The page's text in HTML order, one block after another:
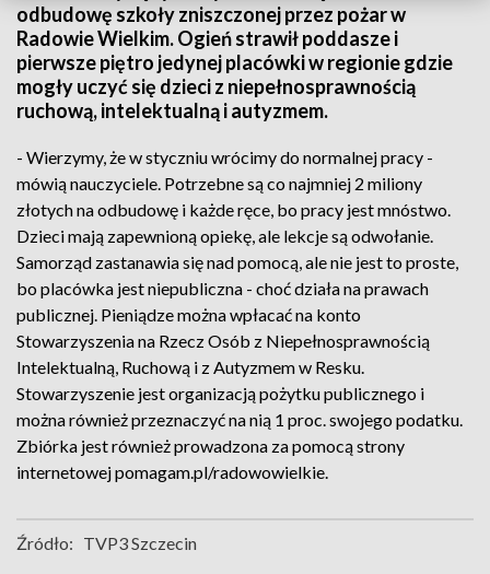
odbudowę szkoły zniszczonej przez pożar w
Radowie Wielkim. Ogień strawił poddasze i
pierwsze piętro jedynej placówki w regionie gdzie
mogły uczyć się dzieci z niepełnosprawnością
ruchową, intelektualną i autyzmem.
- Wierzymy, że w styczniu wrócimy do normalnej pracy -
mówią nauczyciele. Potrzebne są co najmniej 2 miliony
złotych na odbudowę i każde ręce, bo pracy jest mnóstwo.
Dzieci mają zapewnioną opiekę, ale lekcje są odwołanie.
Samorząd zastanawia się nad pomocą, ale nie jest to proste,
bo placówka jest niepubliczna - choć działa na prawach
publicznej. Pieniądze można wpłacać na konto
Stowarzyszenia na Rzecz Osób z Niepełnosprawnością
Intelektualną, Ruchową i z Autyzmem w Resku.
Stowarzyszenie jest organizacją pożytku publicznego i
można również przeznaczyć na nią 1 proc. swojego podatku.
Zbiórka jest również prowadzona za pomocą strony
internetowej pomagam.pl/radowowielkie.
Źródło: TVP3 Szczecin